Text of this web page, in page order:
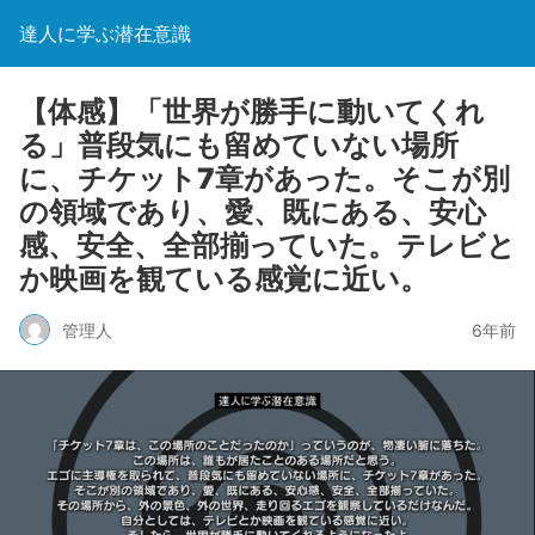
達人に学ぶ潜在意識
【体感】「世界が勝手に動いてくれ
る」普段気にも留めていない場所
に、チケット7章があった。そこが別
の領域であり、愛、既にある、安心
感、安全、全部揃っていた。テレビと
か映画を観ている感覚に近い。
管理人 6年前